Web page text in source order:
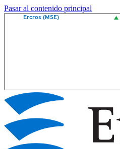
Pasar al contenido principal